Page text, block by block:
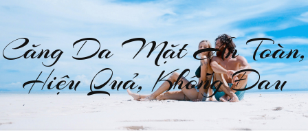
Căng Da Mặt An Toàn,
Hiệu Quả, Không Đau